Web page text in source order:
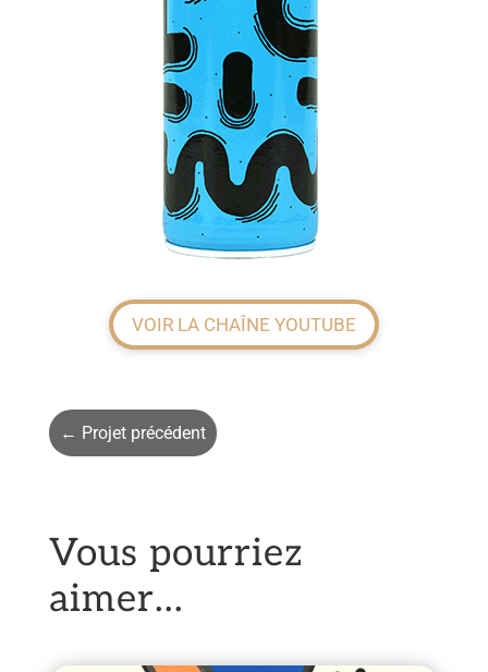
VOIR LA CHAÎNE YOUTUBE
← Projet précédent
Vous pourriez
aimer…